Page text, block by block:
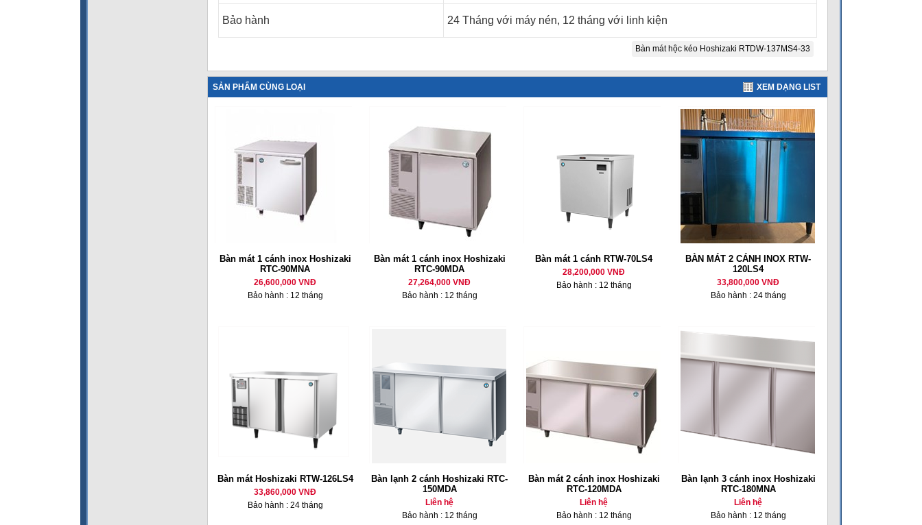
Bảo hành 24 Tháng với máy nén, 12 tháng với linh kiện
Bàn mát hộc kéo Hoshizaki RTDW-137MS4-33
SẢN PHẨM CÙNG LOẠI XEM DẠNG LIST
Bàn mát 1 cánh inox Hoshizaki
RTC-90MNA
26,600,000 VNĐ
Bảo hành : 12 tháng
Bàn mát 1 cánh inox Hoshizaki
RTC-90MDA
27,264,000 VNĐ
Bảo hành : 12 tháng
Bàn mát 1 cánh RTW-70LS4
28,200,000 VNĐ
Bảo hành : 12 tháng
BÀN MÁT 2 CÁNH INOX RTW-
120LS4
33,800,000 VNĐ
Bảo hành : 24 tháng
Bàn mát Hoshizaki RTW-126LS4
33,860,000 VNĐ
Bảo hành : 24 tháng
Bàn lạnh 2 cánh Hoshizaki RTC-
150MDA
Liên hệ
Bảo hành : 12 tháng
Bàn mát 2 cánh inox Hoshizaki
RTC-120MDA
Liên hệ
Bảo hành : 12 tháng
Bàn lạnh 3 cánh inox Hoshizaki
RTC-180MNA
Liên hệ
Bảo hành : 12 tháng